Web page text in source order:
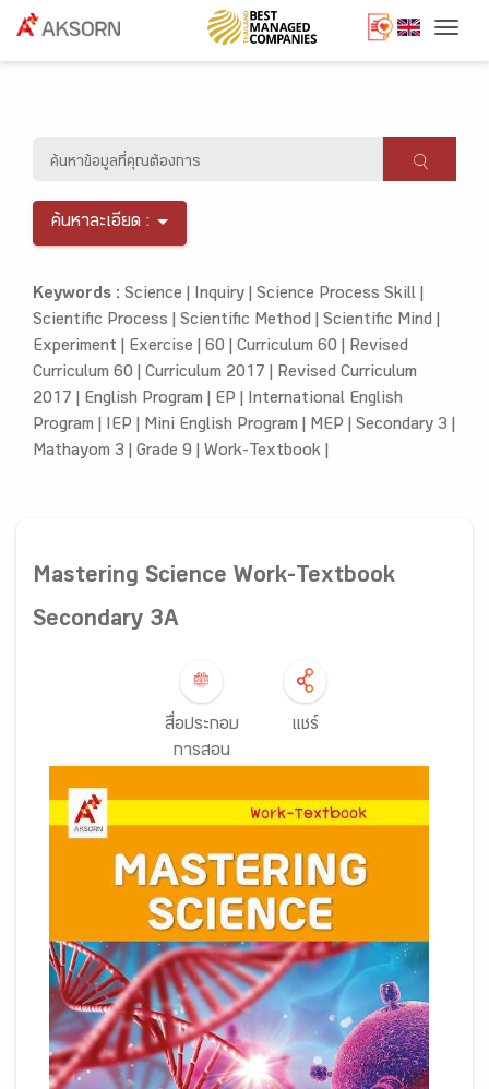
ค้นหาละเอียด :
Keywords : Science | Inquiry | Science Process Skill |
Scientific Process | Scientific Method | Scientific Mind |
Experiment | Exercise | 60 | Curriculum 60 | Revised
Curriculum 60 | Curriculum 2017 | Revised Curriculum
2017 | English Program | EP | International English
Program | IEP | Mini English Program | MEP | Secondary 3 |
Mathayom 3 | Grade 9 | Work-Textbook |
Mastering Science Work-Textbook
Secondary 3A
สื่อประกอบ
การสอน
แชร์